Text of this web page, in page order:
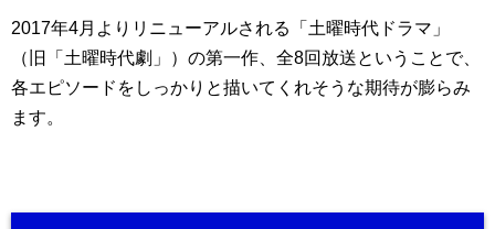
2017年4月よりリニューアルされる「土曜時代ドラマ」
（旧「土曜時代劇」）の第一作、全8回放送ということで、
各エピソードをしっかりと描いてくれそうな期待が膨らみ
ます。